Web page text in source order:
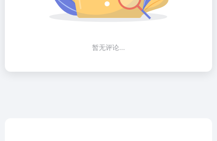
暂无评论...